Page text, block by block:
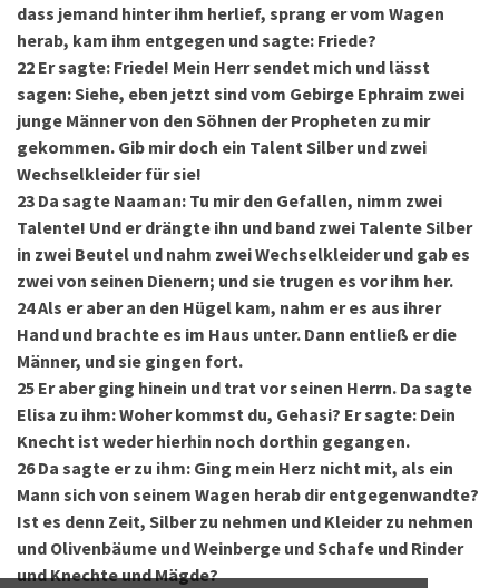
dass jemand hinter ihm herlief, sprang er vom Wagen
herab, kam ihm entgegen und sagte: Friede?
22 Er sagte: Friede! Mein Herr sendet mich und lässt
sagen: Siehe, eben jetzt sind vom Gebirge Ephraim zwei
junge Männer von den Söhnen der Propheten zu mir
gekommen. Gib mir doch ein Talent Silber und zwei
Wechselkleider für sie!
23 Da sagte Naaman: Tu mir den Gefallen, nimm zwei
Talente! Und er drängte ihn und band zwei Talente Silber
in zwei Beutel und nahm zwei Wechselkleider und gab es
zwei von seinen Dienern; und sie trugen es vor ihm her.
24Als er aber an den Hügel kam, nahm er es aus ihrer
Hand und brachte es im Haus unter. Dann entließ er die
Männer, und sie gingen fort.
25 Er aber ging hinein und trat vor seinen Herrn. Da sagte
Elisa zu ihm: Woher kommst du, Gehasi? Er sagte: Dein
Knecht ist weder hierhin noch dorthin gegangen.
26 Da sagte er zu ihm: Ging mein Herz nicht mit, als ein
Mann sich von seinem Wagen herab dir entgegenwandte?
Ist es denn Zeit, Silber zu nehmen und Kleider zu nehmen
und Olivenbäume und Weinberge und Schafe und Rinder
und Knechte und Mägde?